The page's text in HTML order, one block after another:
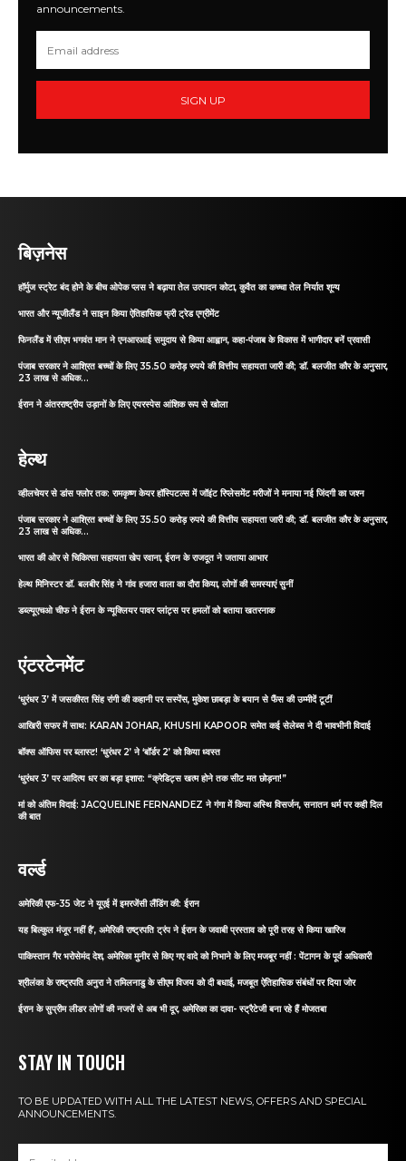
announcements.
SIGN UP
बिज़नेस
हॉर्मुज स्ट्रेट बंद होने के बीच ओपेक प्लस ने बढ़ाया तेल उत्पादन कोटा, कुवैत का कच्चा तेल निर्यात शून्य
भारत और न्यूजीलैंड ने साइन किया ऐतिहासिक फ्री ट्रेड एग्रीमेंट
फिनलैंड में सीएम भगवंत मान ने एनआरआई समुदाय से किया आह्वान, कहा-पंजाब के विकास में भागीदार बनें प्रवासी
पंजाब सरकार ने आश्रित बच्चों के लिए 35.50 करोड़ रुपये की वित्तीय सहायता जारी की; डॉ. बलजीत कौर के अनुसार,
23 लाख से अधिक...
ईरान ने अंतरराष्ट्रीय उड़ानों के लिए एयरस्पेस आंशिक रूप से खोला
हेल्थ
व्हीलचेयर से डांस फ्लोर तक: रामकृष्ण केयर हॉस्पिटल्स में जॉइंट रिप्लेसमेंट मरीजों ने मनाया नई जिंदगी का जश्न
पंजाब सरकार ने आश्रित बच्चों के लिए 35.50 करोड़ रुपये की वित्तीय सहायता जारी की; डॉ. बलजीत कौर के अनुसार,
23 लाख से अधिक...
भारत की ओर से चिकित्सा सहायता खेप रवाना, ईरान के राजदूत ने जताया आभार
हेल्थ मिनिस्टर डॉ. बलबीर सिंह ने गांव हजारा वाला का दौरा किया, लोगों की समस्याएं सुनीं
डब्ल्यूएचओ चीफ ने ईरान के न्यूक्लियर पावर प्लांट्स पर हमलों को बताया खतरनाक
एंटरटेनमेंट
‘धुरंधर 3’ में जसकीरत सिंह रांगी की कहानी पर सस्पेंस, मुकेश छाबड़ा के बयान से फैंस की उम्मीदें टूटीं
आखिरी सफर में साथ: KARAN JOHAR, KHUSHI KAPOOR समेत कई सेलेब्स ने दी भावभीनी विदाई
बॉक्स ऑफिस पर ब्लास्ट! ‘धुरंधर 2’ ने ‘बॉर्डर 2’ को किया ध्वस्त
‘धुरंधर 3’ पर आदित्य धर का बड़ा इशारा: “क्रेडिट्स खत्म होने तक सीट मत छोड़ना!”
मां को अंतिम विदाई: JACQUELINE FERNANDEZ ने गंगा में किया अस्थि विसर्जन, सनातन धर्म पर कही दिल
की बात
वर्ल्ड
अमेरिकी एफ-35 जेट ने यूएई में इमरजेंसी लैंडिंग की: ईरान
यह बिल्कुल मंजूर नहीं है’, अमेरिकी राष्ट्रपति ट्रंप ने ईरान के जवाबी प्रस्ताव को पूरी तरह से किया खारिज
पाकिस्तान गैर भरोसेमंद देश, अमेरिका मुनीर से किए गए वादे को निभाने के लिए मजबूर नहीं : पेंटागन के पूर्व अधिकारी
श्रीलंका के राष्ट्रपति अनुरा ने तमिलनाडु के सीएम विजय को दी बधाई, मजबूत ऐतिहासिक संबंधों पर दिया जोर
ईरान के सुप्रीम लीडर लोगों की नजरों से अब भी दूर, अमेरिका का दावा- स्ट्रैटेजी बना रहे हैं मोजतबा
STAY IN TOUCH
TO BE UPDATED WITH ALL THE LATEST NEWS, OFFERS AND SPECIAL
ANNOUNCEMENTS.